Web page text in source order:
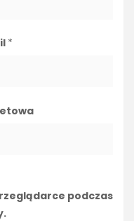
*
podczas